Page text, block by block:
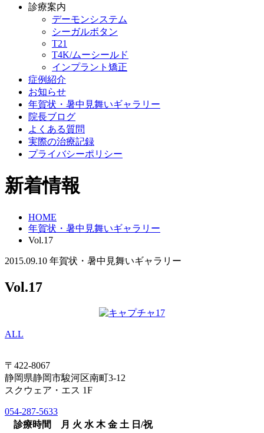
診療案内
デーモンシステム
シーガルボタン
T21
T4K/ムーシールド
インプラント矯正
症例紹介
お知らせ
年賀状・暑中見舞いギャラリー
院長ブログ
よくある質問
実際の治療記録
プライバシーポリシー
新着情報
HOME
年賀状・暑中見舞いギャラリー
Vol.17
2015.09.10 年賀状・暑中見舞いギャラリー
Vol.17
ALL
〒422-8067
静岡県静岡市駿河区南町3-12
スクウェア・エス 1F
054-287-5633
診療時間
月 火 水 木 金 土 日/祝